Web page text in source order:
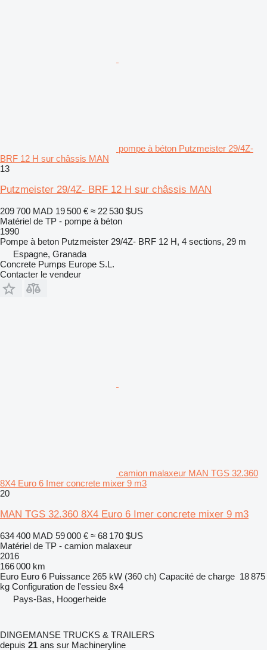
pompe à béton Putzmeister 29/4Z-
BRF 12 H sur châssis MAN
13
Putzmeister 29/4Z- BRF 12 H sur châssis MAN
209 700 MAD 19 500 € ≈ 22 530 $US
Matériel de TP - pompe à béton
1990
Pompe à beton Putzmeister 29/4Z- BRF 12 H, 4 sections, 29 m
Espagne, Granada
Concrete Pumps Europe S.L.
Contacter le vendeur
camion malaxeur MAN TGS 32.360
8X4 Euro 6 Imer concrete mixer 9 m3
20
MAN TGS 32.360 8X4 Euro 6 Imer concrete mixer 9 m3
634 400 MAD 59 000 € ≈ 68 170 $US
Matériel de TP - camion malaxeur
2016
166 000 km
Euro Euro 6 Puissance 265 kW (360 ch) Capacité de charge 18 875
kg Configuration de l'essieu 8x4
Pays-Bas, Hoogerheide
DINGEMANSE TRUCKS & TRAILERS
depuis 21 ans sur Machineryline